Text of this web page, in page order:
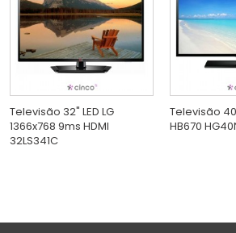
Televisão 32" LED LG
1366x768 9ms HDMI
32LS341C
Televisão
HB670